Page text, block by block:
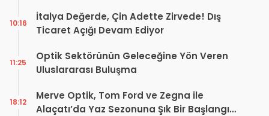
İtalya Değerde, Çin Adette Zirvede! Dış
Ticaret Açığı Devam Ediyor
10:16
Optik Sektörünün Geleceğine Yön Veren
Uluslararası Buluşma
11:25
Merve Optik, Tom Ford ve Zegna ile
Alaçatı’da Yaz Sezonuna Şık Bir Başlangıç ​​
18:12